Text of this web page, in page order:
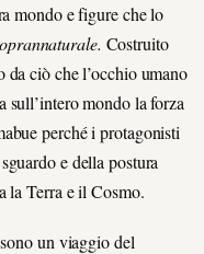
mondo e figure che lo
Costruito
da ciò che l’occhio umano
sull’intero mondo la forza
perché i protagonisti
e della postura
la Terra e il Cosmo.
un viaggio del